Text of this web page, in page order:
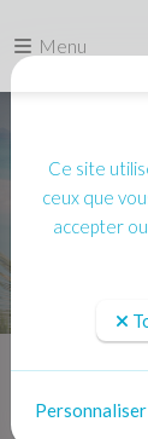
Menu
Ce site
ceux que
accepter
Personnaliser